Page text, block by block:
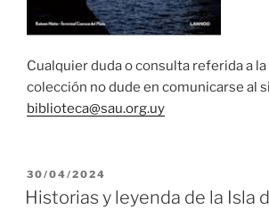
Cualquier duda o consulta referida a
colección no dude en comunicarse al
biblioteca@sau.org.uy
PUBLICADO
EL
30/04/2024
Historias y leyenda de la Isla